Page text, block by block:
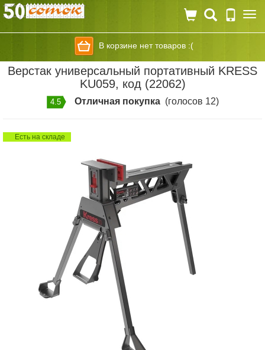
В корзине нет товаров :(
Верстак универсальный портативный KRESS
KU059, код (22062)
4.5 Отличная покупка(голосов 12)
Есть на складе